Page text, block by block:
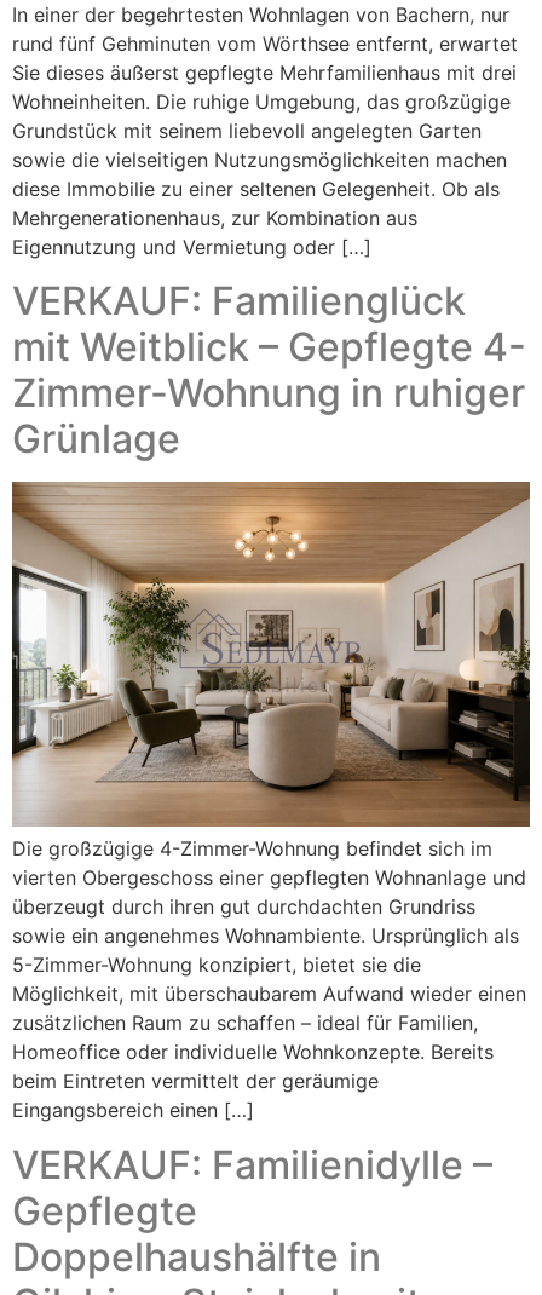
In einer der begehrtesten Wohnlagen von Bachern, nur
rund fünf Gehminuten vom Wörthsee entfernt, erwartet
Sie dieses äußerst gepflegte Mehrfamilienhaus mit drei
Wohneinheiten. Die ruhige Umgebung, das großzügige
Grundstück mit seinem liebevoll angelegten Garten
sowie die vielseitigen Nutzungsmöglichkeiten machen
diese Immobilie zu einer seltenen Gelegenheit. Ob als
Mehrgenerationenhaus, zur Kombination aus
Eigennutzung und Vermietung oder […]
VERKAUF: Familienglück
mit Weitblick – Gepflegte 4-
Zimmer-Wohnung in ruhiger
Grünlage
Die großzügige 4-Zimmer-Wohnung befindet sich im
vierten Obergeschoss einer gepflegten Wohnanlage und
überzeugt durch ihren gut durchdachten Grundriss
sowie ein angenehmes Wohnambiente. Ursprünglich als
5-Zimmer-Wohnung konzipiert, bietet sie die
Möglichkeit, mit überschaubarem Aufwand wieder einen
zusätzlichen Raum zu schaffen – ideal für Familien,
Homeoffice oder individuelle Wohnkonzepte. Bereits
beim Eintreten vermittelt der geräumige
Eingangsbereich einen […]
VERKAUF: Familienidylle –
Gepflegte
Doppelhaushälfte in